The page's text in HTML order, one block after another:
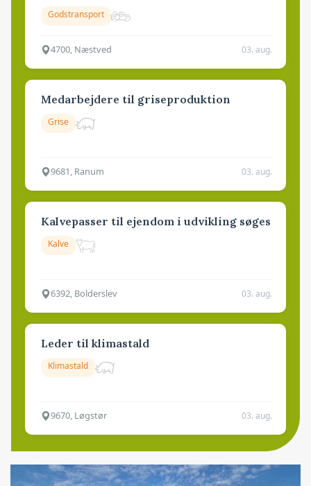
Godstransport
4700, Næstved 03. aug.
Medarbejdere til griseproduktion
Grise
9681, Ranum 03. aug.
Kalvepasser til ejendom i udvikling søges
Kalve
6392, Bolderslev 03. aug.
Leder til klimastald
Klimastald
9670, Løgstør 03. aug.